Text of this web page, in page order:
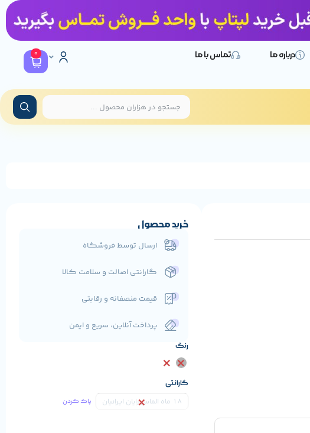
درباره ما تماس با ما 0
خرید محصول
ارسال توسط فروشگاه
گارانتی اصالت و سلامت کالا
قیمت منصفانه و رقابتی
پرداخت آنلاین، سریع و ایمن
رنگ
گارانتی
18 ماه الماس رایان ایرانیان پاک کردن